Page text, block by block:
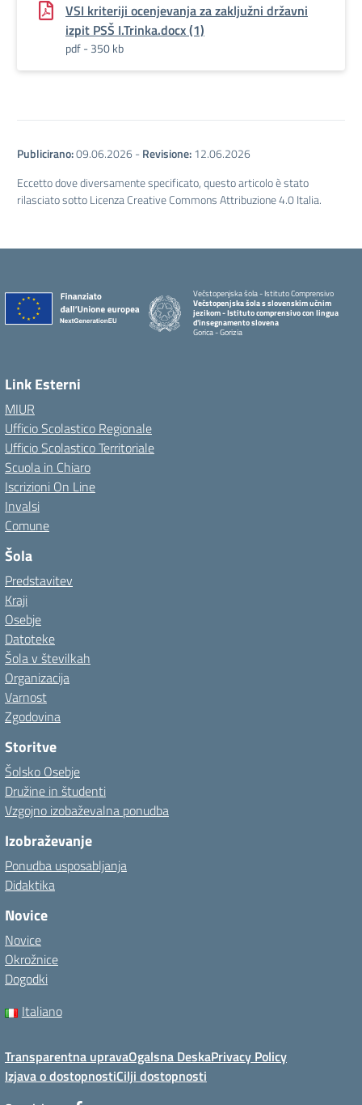
VSI kriteriji ocenjevanja za zakljužni državni
izpit PSŠ I.Trinka.docx (1)
pdf - 350 kb
Publicirano:09.06.2026 -Revisione:12.06.2026
Eccetto dove diversamente specificato, questo articolo è stato
rilasciato sotto Licenza Creative Commons Attribuzione 4.0 Italia.
Večstopenjska šola - Istituto Comprensivo
Večstopenjska šola s slovenskim učnim
jezikom - Istituto comprensivo con lingua
d'insegnamento slovena
Gorica - Gorizia
Link Esterni
MIUR
Ufficio Scolastico Regionale
Ufficio Scolastico Territoriale
Scuola in Chiaro
Iscrizioni On Line
Invalsi
Comune
Šola
Predstavitev
Kraji
Osebje
Datoteke
Šola v številkah
Organizacija
Varnost
Zgodovina
Storitve
Šolsko Osebje
Družine in študenti
Vzgojno izobaževalna ponudba
Izobraževanje
Ponudba usposabljanja
Didaktika
Novice
Novice
Okrožnice
Dogodki
Italiano
Transparentna upravaOgalsna DeskaPrivacy Policy
Izjava o dostopnostiCilji dostopnosti